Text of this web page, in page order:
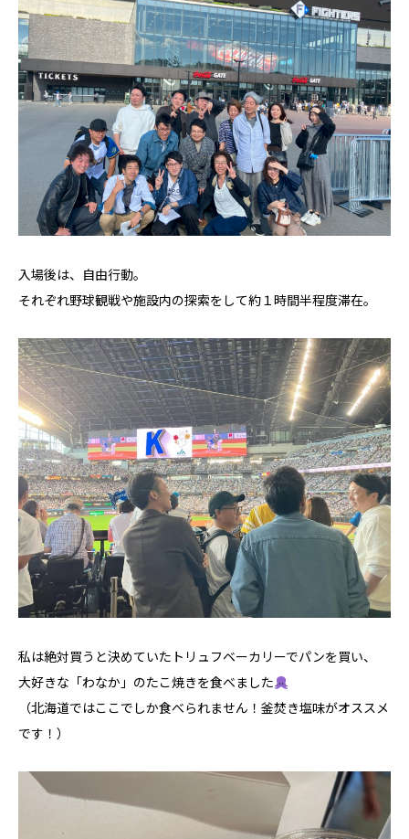
入場後は、自由行動。
それぞれ野球観戦や施設内の探索をして約１時間半程度滞在。
私は絶対買うと決めていたトリュフベーカリーでパンを買い、
大好きな「わなか」のたこ焼きを食べました
（北海道ではここでしか食べられません！釜焚き塩味がオススメ
です！）